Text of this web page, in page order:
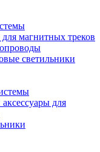
магнитных треков
светильники
для